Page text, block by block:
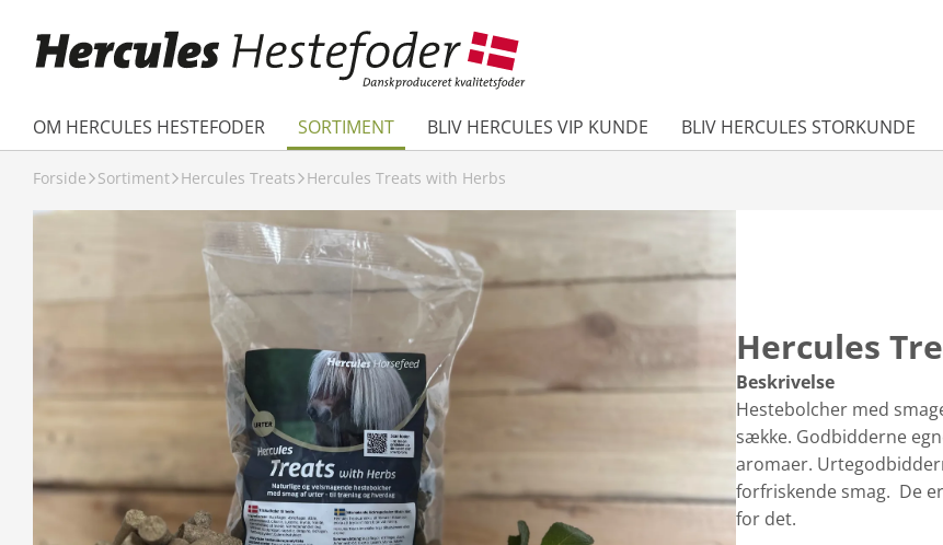
OM HERCULES HESTEFODER SORTIMENT BLIV HERCULES VIP KUNDE BLIV HERCULES STORKUNDE
Forside Sortiment Hercules Treats Hercules Treats with Herbs
Hercules
Beskrivelse
Hestebolcher med
sække. Godbidderne
aromaer.
forfriskende smag. De
for det.